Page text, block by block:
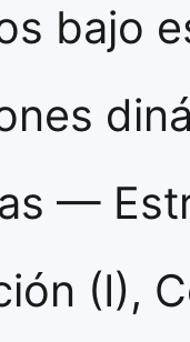
bajo
—
(I),